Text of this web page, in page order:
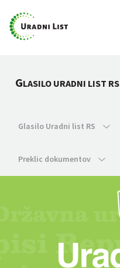
GLASILO URADNI LIST RS
Glasilo Uradni list RS
Preklic dokumentov